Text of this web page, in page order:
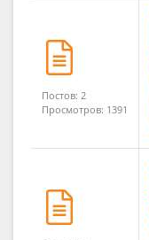
Постов: 2
Просмотров: 1391